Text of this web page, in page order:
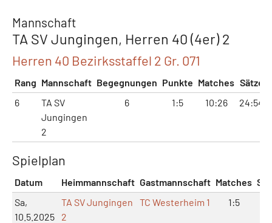
Mannschaft
TA SV Jungingen, Herren 40 (4er) 2
Herren 40 Bezirksstaffel 2 Gr. 071
Rang Mannschaft Begegnungen Punkte Matches Sätze
6
TA SV
Jungingen
2
6 1:5 10:26 24:54
Spielplan
Datum Heimmannschaft Gastmannschaft Matches
Sa,
10.5.2025
TA SV Jungingen
2
TC Westerheim 1 1:5